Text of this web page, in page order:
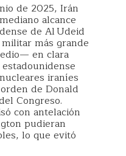
de 2025, Irán
alcance
de Al Udeid
más grande
en clara
iraníes
de Donald
Congreso.
con antelación
pudieran
lo que evitó